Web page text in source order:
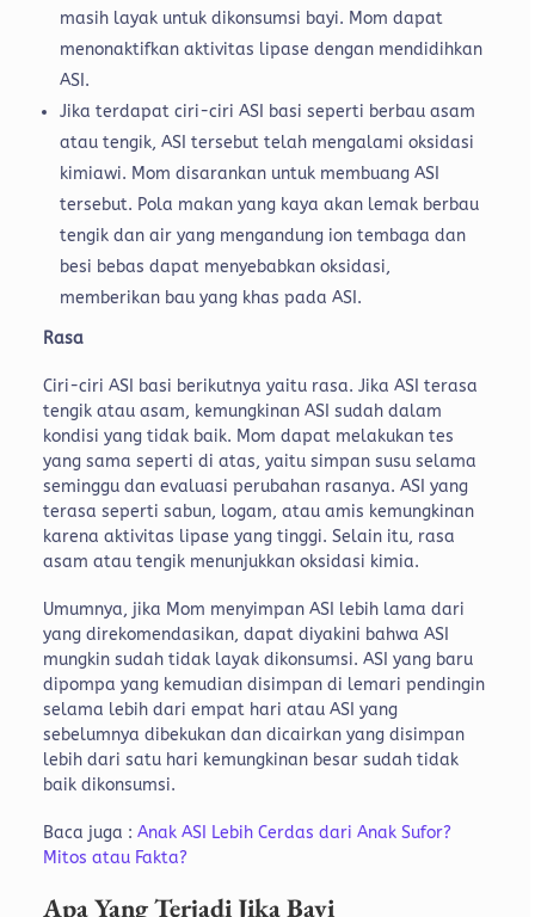
masih layak untuk dikonsumsi bayi. Mom dapat
menonaktifkan aktivitas lipase dengan mendidihkan
ASI.
Jika terdapat ciri-ciri ASI basi seperti berbau asam
atau tengik, ASI tersebut telah mengalami oksidasi
kimiawi. Mom disarankan untuk membuang ASI
tersebut. Pola makan yang kaya akan lemak berbau
tengik dan air yang mengandung ion tembaga dan
besi bebas dapat menyebabkan oksidasi,
memberikan bau yang khas pada ASI.
Rasa
Ciri-ciri ASI basi berikutnya yaitu rasa. Jika ASI terasa
tengik atau asam, kemungkinan ASI sudah dalam
kondisi yang tidak baik. Mom dapat melakukan tes
yang sama seperti di atas, yaitu simpan susu selama
seminggu dan evaluasi perubahan rasanya. ASI yang
terasa seperti sabun, logam, atau amis kemungkinan
karena aktivitas lipase yang tinggi. Selain itu, rasa
asam atau tengik menunjukkan oksidasi kimia.
Umumnya, jika Mom menyimpan ASI lebih lama dari
yang direkomendasikan, dapat diyakini bahwa ASI
mungkin sudah tidak layak dikonsumsi. ASI yang baru
dipompa yang kemudian disimpan di lemari pendingin
selama lebih dari empat hari atau ASI yang
sebelumnya dibekukan dan dicairkan yang disimpan
lebih dari satu hari kemungkinan besar sudah tidak
baik dikonsumsi.
Baca juga : Anak ASI Lebih Cerdas dari Anak Sufor?
Mitos atau Fakta?
Apa Yang Terjadi Jika Bayi